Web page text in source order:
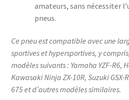
amateurs, sans nécessiter
pneus.
Ce pneu est compatible avec une
sportives et hypersportives, y
modèles suivants : Yamaha YZF-R6,
Kawasaki Ninja ZX-10R, Suzuki
675 et d’autres modèles similaires.